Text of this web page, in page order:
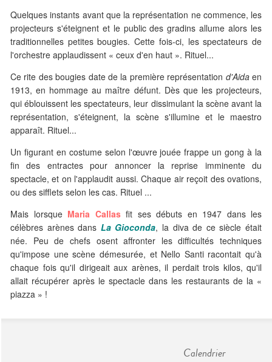
Quelques instants avant que la représentation ne commence, les
projecteurs s'éteignent et le public des gradins allume alors les
traditionnelles petites bougies. Cette fois-ci, les spectateurs de
l'orchestre applaudissent « ceux d'en haut ». Rituel...
Ce rite des bougies date de la première représentation d'Aidaen
1913, en hommage au maître défunt. Dès que les projecteurs,
qui éblouissent les spectateurs, leur dissimulant la scène avant la
représentation, s'éteignent, la scène s'illumine et le maestro
apparaît. Rituel...
Un figurant en costume selon l'œuvre jouée frappe un gong à la
fin des entractes pour annoncer la reprise imminente du
spectacle, et on l'applaudit aussi. Chaque air reçoit des ovations,
ou des sifflets selon les cas. Rituel ...
Mais lorsque Maria Callasfit ses débuts en 1947 dans les
célèbres arènes dans La Gioconda, la diva de ce siècle était
née. Peu de chefs osent affronter les difficultés techniques
qu'impose une scène démesurée, et Nello Santi racontait qu'à
chaque fois qu'il dirigeait aux arènes, il perdait trois kilos, qu'il
allait récupérer après le spectacle dans les restaurants de la «
piazza » !
Calendrier